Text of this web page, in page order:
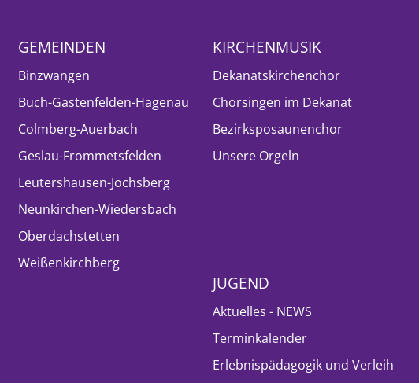
GEMEINDEN
Binzwangen
Buch-Gastenfelden-Hagenau
Colmberg-Auerbach
Geslau-Frommetsfelden
Leutershausen-Jochsberg
Neunkirchen-Wiedersbach
Oberdachstetten
Weißenkirchberg
KIRCHENMUSIK
Dekanatskirchenchor
Chorsingen im Dekanat
Bezirksposaunenchor
Unsere Orgeln
JUGEND
Aktuelles - NEWS
Terminkalender
Erlebnispädagogik und Verleih